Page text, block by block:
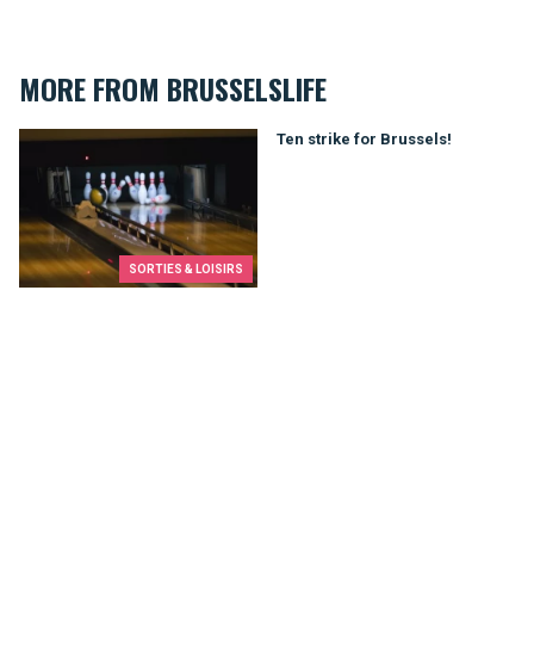
MORE FROM BRUSSELSLIFE
SORTIES & LOISIRS
Ten strike for Brussels!
Ten strike for Brussels!